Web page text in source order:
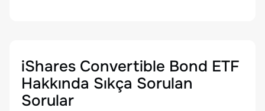
iShares Convertible Bond ETF
Hakkında Sıkça Sorulan
Sorular